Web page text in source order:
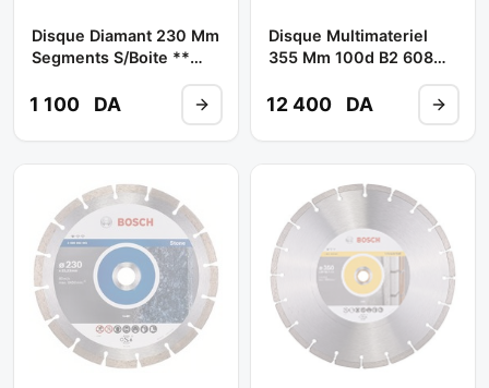
Disque Diamant 230 Mm
Segments S/boite **
1 100 DA
Disque Multimateriel
355 Mm 100d B2 608
12 400 DA